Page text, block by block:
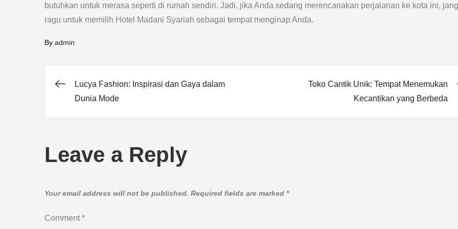
butuhkan untuk merasa seperti di rumah sendiri. Jadi, jika Anda sedang merencanakan perjalanan ke kota ini,
ragu untuk memilih Hotel Madani Syariah sebagai tempat menginap Anda.
By admin
Post
Lucya Fashion: Inspirasi dan Gaya dalam
Dunia Mode
Toko Cantik Unik: Tempat Menemukan
Kecantikan yang Berbeda
Leave a Reply
Your email address will not be published. Required fields are marked *
Comment *